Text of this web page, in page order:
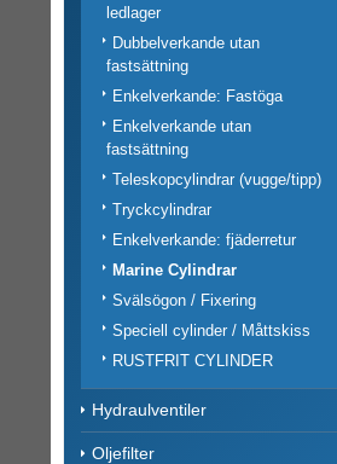
ledlager
Dubbelverkande utan
fastsättning
Enkelverkande: Fastöga
Enkelverkande utan
fastsättning
Teleskopcylindrar (vugge/tipp)
Tryckcylindrar
Enkelverkande: fjäderretur
Marine Cylindrar
Svälsögon / Fixering
Speciell cylinder / Måttskiss
RUSTFRIT CYLINDER
Hydraulventiler
Oljefilter